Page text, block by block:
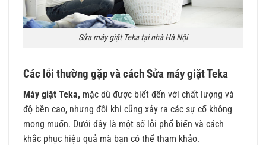
Sửa máy giặt Teka tại nhà Hà Nội
Các lỗi thường gặp và cách Sửa máy giặt Teka
Máy giặt Teka, mặc dù được biết đến với chất lượng và
độ bền cao, nhưng đôi khi cũng xảy ra các sự cố không
mong muốn. Dưới đây là một số lỗi phổ biến và cách
khắc phục hiệu quả mà bạn có thể tham khảo.